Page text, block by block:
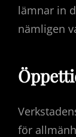
lämnar in
nämligen
för